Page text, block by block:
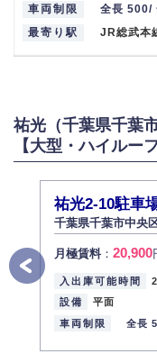
車両制限
全長 500/
最寄り駅
JR総武本
祐光（千葉県千葉
【大型・ハイルー
祐光2-10駐車
千葉県千葉市中央
月極賃料： 20,900
入出庫可能時間
設備
平面
車両制限
全長